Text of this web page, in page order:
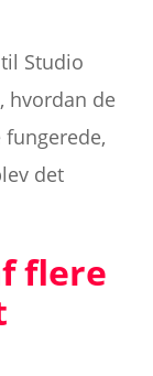
Studio
hvordan de
det
flere